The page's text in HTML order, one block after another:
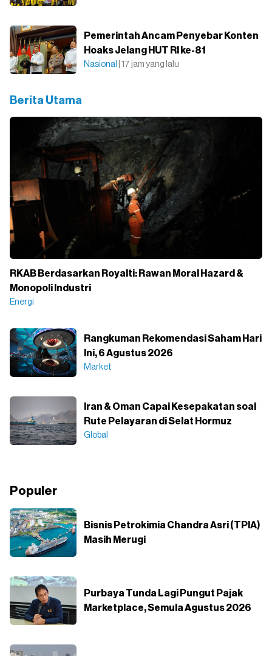
Pemerintah Ancam Penyebar Konten
Hoaks Jelang HUT RI ke-81
Nasional | 17 jam yang lalu
Berita Utama
RKAB Berdasarkan Royalti: Rawan Moral Hazard &
Monopoli Industri
Energi
Rangkuman Rekomendasi Saham Hari
Ini, 6 Agustus 2026
Market
Iran & Oman Capai Kesepakatan soal
Rute Pelayaran di Selat Hormuz
Global
Populer
Bisnis Petrokimia Chandra Asri (TPIA)
Masih Merugi
Purbaya Tunda Lagi Pungut Pajak
Marketplace, Semula Agustus 2026